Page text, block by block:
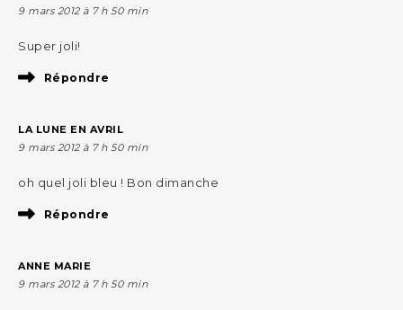
9 mars 2012 à 7 h 50 min
Super joli!
Répondre
LA LUNE EN AVRIL
9 mars 2012 à 7 h 50 min
oh quel joli bleu ! Bon dimanche
Répondre
ANNE MARIE
9 mars 2012 à 7 h 50 min